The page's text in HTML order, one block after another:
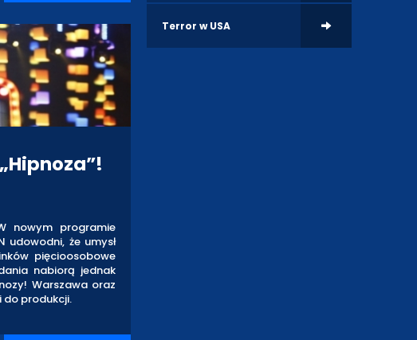
nowym programie
udowodni, że umysł
pięcioosobowe
nabiorą jednak
Warszawa oraz
do produkcji.
Terror w USA